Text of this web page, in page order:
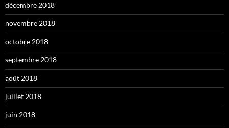
décembre 2018
novembre 2018
octobre 2018
septembre 2018
août 2018
juillet 2018
juin 2018